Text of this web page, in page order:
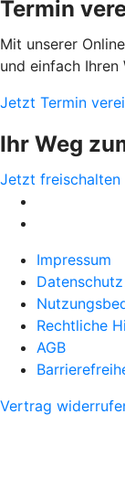
Termin
Mit unserer
und einfach Ihren
Jetzt Termin
Ihr Weg
Jetzt freischalten
Impressum
Datenschutz
Rechtliche
AGB
Vertrag